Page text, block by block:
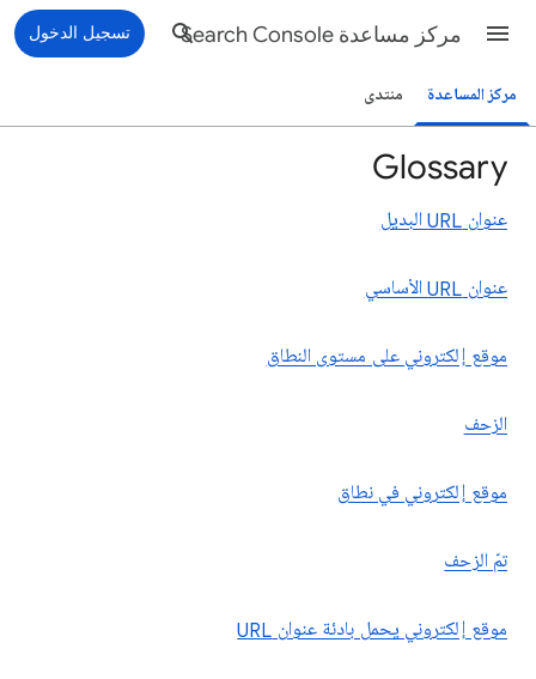
مركز مساعدة Search Console تسجيل الدخول
مركز المساعدة منتدى
Glossary
عنوان URL البديل
عنوان URL الأساسي
موقع إلكتروني على مستوى النطاق
الزحف
موقع إلكتروني في نطاق
تمّ الزحف
موقع إلكتروني يحمل بادئة عنوان URL